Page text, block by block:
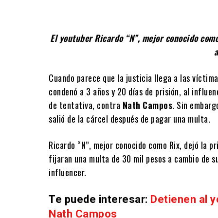
El youtuber Ricardo “N”, mejor conocido
Cuando parece que la justicia llega a las
condenó a 3 años y 20 días de prisión, al
de tentativa, contra Nath Campos. Sin
salió de la cárcel después de pagar una multa.
Ricardo “N”, mejor conocido como Rix, dejó la
fijaran una multa de 30 mil pesos a cambio de
influencer.
Te puede interesar: Detienen al
Nath Campos